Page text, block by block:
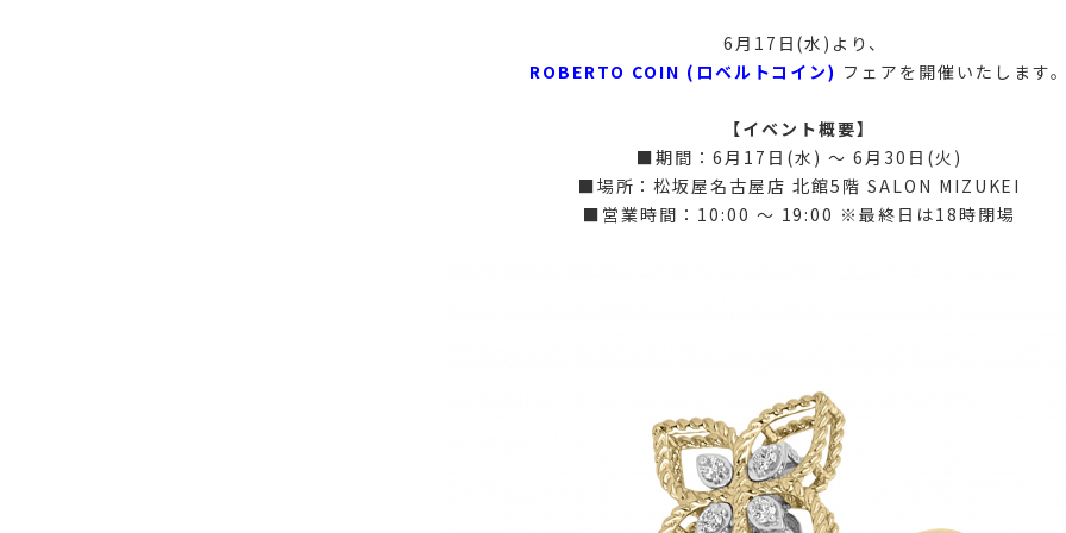
6月17日(水)より、
ROBERTO COIN (ロベルトコイン) フェアを開催いたします
【イベント概要】
■期間：6月17日(水) 〜 6月30日(火)
■場所：松坂屋名古屋店 北館5階 SALON MIZUKEI
■営業時間：10:00 〜 19:00 ※最終日は18時閉場